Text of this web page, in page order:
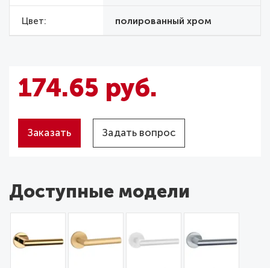
Цвет полированный хром
174.65 руб.
Заказать Задать вопрос
Доступные модели